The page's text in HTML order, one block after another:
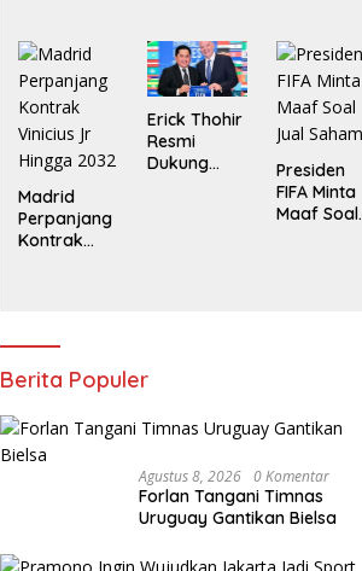
Vietnam
Melaju ke
Semifinal
AFF
Madrid
Perpanjang
Kontrak
Erick Thohir
Resmi
Dukung
Presiden
FIFA Minta
Maaf Soal
Berita Populer
Agustus 8, 2026 0 Komentar
Forlan Tangani Timnas
Uruguay Gantikan Bielsa